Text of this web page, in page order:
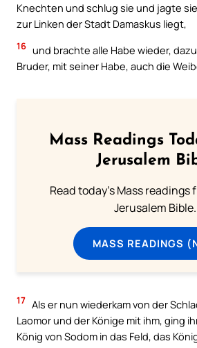
Knechten und schlug sie und jagte
zur Linken der Stadt Damaskus liegt,
16 und brachte alle Habe wieder,
Bruder, mit seiner Habe, auch die
Mass Readings
Jerusalem
Read today's Mass readings
Jerusalem Bible.
MASS READINGS
17 Als er nun wiederkam von der
Laomor und der Könige mit ihm, ging
König von Sodom in das Feld, das